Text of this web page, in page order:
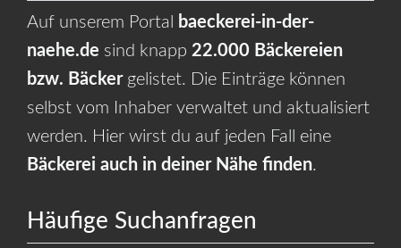
Auf unserem Portal
baeckerei-in-der-
naehe.de sind knapp 22.000 Bäckereien
bzw. Bäckergelistet. Die Einträge können
selbst vom Inhaber verwaltet und aktualisiert
werden. Hier wirst du auf jeden Fall eine
Bäckerei auch in deiner Nähe finden.
Häufige Suchanfragen